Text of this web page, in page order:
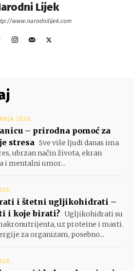
Lijek
www.narodnilijek.com
2026.
– prirodna pomoć za
stresa Sve više ljudi danas ima
ubrzan način života, ekran
i mentalni umor...
i štetni ugljikohidrati –
i koje birati? Ugljikohidrati su
uz proteine i masti.
za organizam, posebno...